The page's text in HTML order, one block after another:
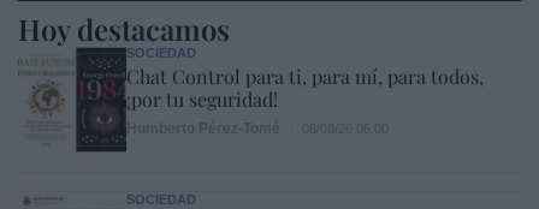
Hoy destacamos
SOCIEDAD
Chat Control para ti, para mí, para todos,
¡por tu seguridad!
SOCIEDAD